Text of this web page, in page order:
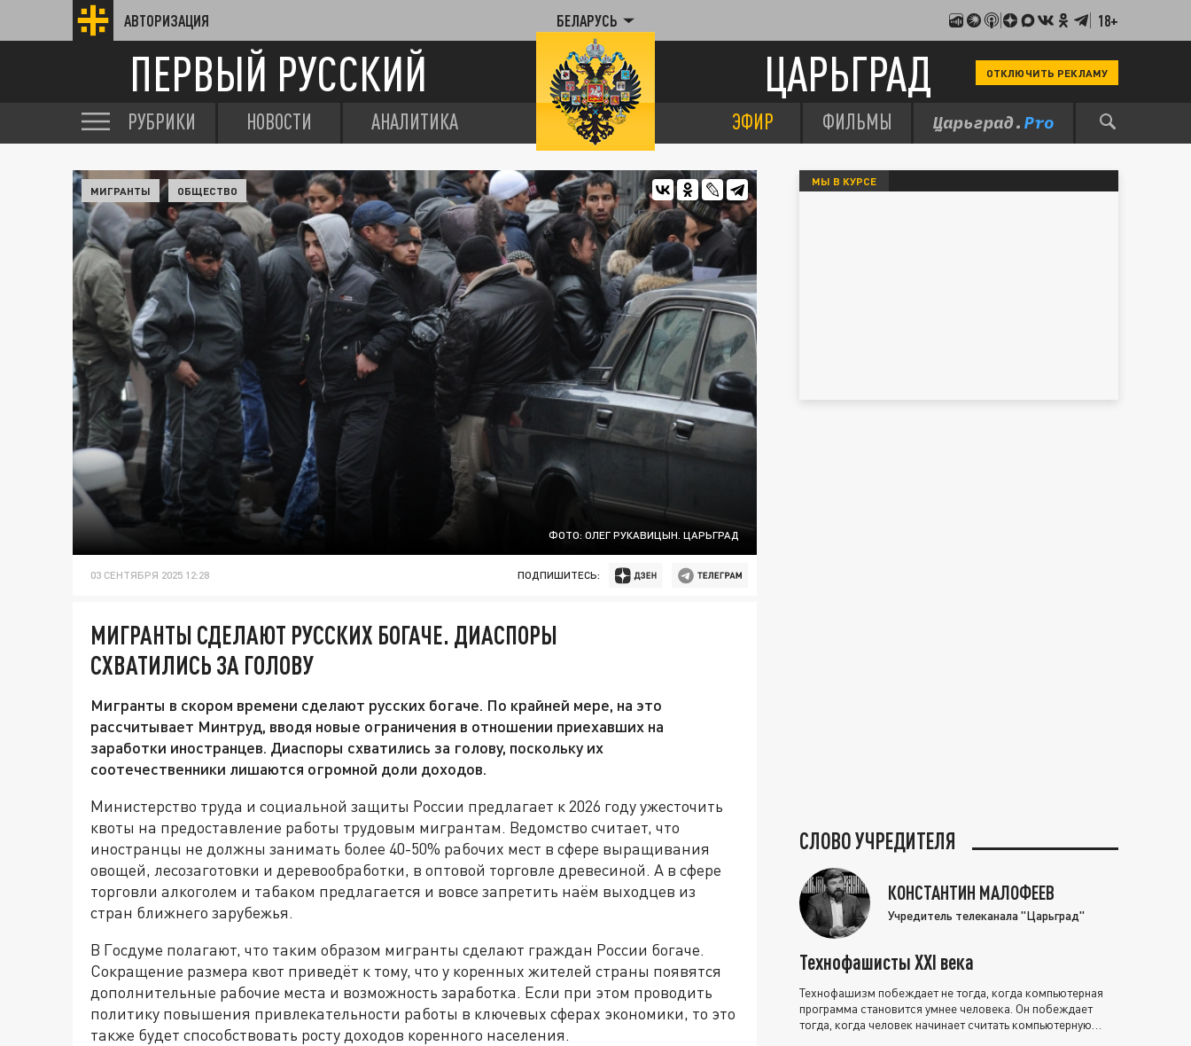
АВТОРИЗАЦИЯ БЕЛАРУСЬ 18+
ПЕРВЫЙ РУССКИЙ ЦАРЬГРАД ОТКЛЮЧИТЬ РЕКЛАМУ
РУБРИКИ НОВОСТИ АНАЛИТИКА ЭФИР ФИЛЬМЫ
ФОТО: ОЛЕГ РУКАВИЦЫН. ЦАРЬГРАД
МИГРАНТЫ ОБЩЕСТВО
03 СЕНТЯБРЯ 2025 12:28 ПОДПИШИТЕСЬ:
МИГРАНТЫ СДЕЛАЮТ РУССКИХ БОГАЧЕ. ДИАСПОРЫ
СХВАТИЛИСЬ ЗА ГОЛОВУ
Мигранты в скором времени сделают русских богаче. По крайней мере, на это
рассчитывает Минтруд, вводя новые ограничения в отношении приехавших на
заработки иностранцев. Диаспоры схватились за голову, поскольку их
соотечественники лишаются огромной доли доходов.
Министерство труда и социальной защиты России предлагает к 2026 году ужесточить
квоты на предоставление работы трудовым мигрантам. Ведомство считает, что
иностранцы не должны занимать более 40-50% рабочих мест в сфере выращивания
овощей, лесозаготовки и деревообработки, в оптовой торговле древесиной. А в сфере
торговли алкоголем и табаком предлагается и вовсе запретить наём выходцев из
стран ближнего зарубежья.
В Госдуме полагают, что таким образом мигранты сделают граждан России богаче.
Сокращение размера квот приведёт к тому, что у коренных жителей страны появятся
дополнительные рабочие места и возможность заработка. Если при этом проводить
политику повышения привлекательности работы в ключевых сферах экономики, то это
также будет способствовать росту доходов коренного населения.
МЫ В КУРСЕ
СЛОВО УЧРЕДИТЕЛЯ
КОНСТАНТИН МАЛОФЕЕВ
Учредитель телеканала "Царьград"
Технофашисты XXI века
Технофашизм побеждает не тогда, когда компьютерная
программа становится умнее человека. Он побеждает
тогда, когда человек начинает считать компьютерную